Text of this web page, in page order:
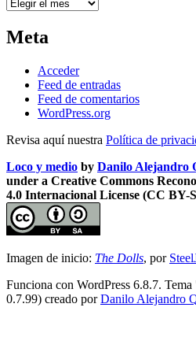
mes
Meta
Acceder
Feed de entradas
Feed de comentarios
WordPress.org
Revisa aquí nuestra Política de
Loco y medio by Danilo Alejandro
under a Creative Commons
4.0 Internacional License (CC BY-
Imagen de inicio: The Dolls, por
Funciona con WordPress 6.8.7.
0.7.99) creado porDanilo Alejandro